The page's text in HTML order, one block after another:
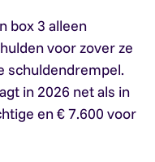
box 3 alleen
voor zover ze
schuldendrempel.
in 2026 net als in
en € 7.600 voor